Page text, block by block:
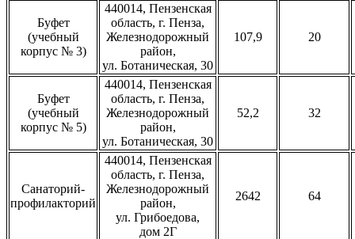
Буфет
(учебный
корпус № 3)
440014, Пензенская
область, г. Пенза,
Железнодорожный
район,
ул. Ботаническая, 30
107,9 20
Буфет
(учебный
корпус № 5)
440014, Пензенская
область, г. Пенза,
Железнодорожный
район,
ул. Ботаническая, 30
52,2 32
Санаторий-
профилакторий
440014, Пензенская
область, г. Пенза,
Железнодорожный
район,
ул. Грибоедова,
дом 2Г
2642 64